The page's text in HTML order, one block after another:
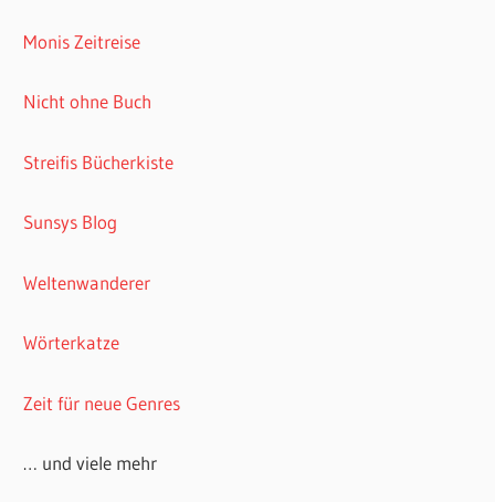
Monis Zeitreise
Nicht ohne Buch
Streifis Bücherkiste
Sunsys Blog
Weltenwanderer
Wörterkatze
Zeit für neue Genres
… und viele mehr